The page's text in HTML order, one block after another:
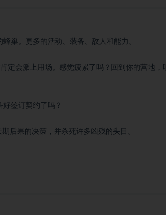
巢。更多的活动、装备、敌人和能力。
定会派上用场。感觉疲累了吗？回到你的营地，
签订契约了吗？
后果的决策，并杀死许多凶残的头目。